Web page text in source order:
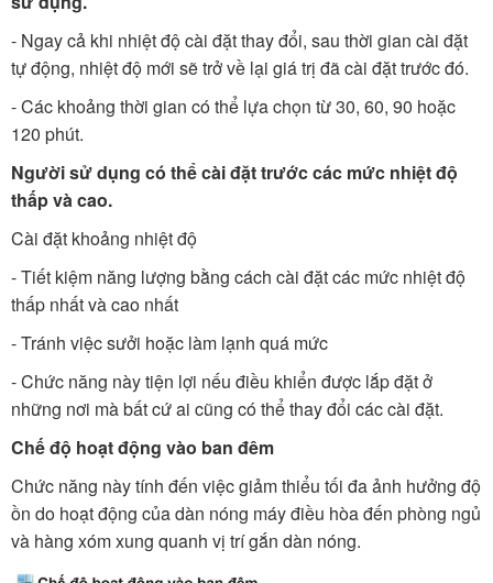
- Ngay cả khi nhiệt độ cài đặt thay đổi, sau thời gian cài đặt
tự động, nhiệt độ mới sẽ trở về lại giá trị đã cài đặt trước đó.
- Các khoảng thời gian có thể lựa chọn từ 30, 60, 90 hoặc
120 phút.
Người sử dụng có thể cài đặt trước các mức nhiệt độ
thấp và cao.
Cài đặt khoảng nhiệt độ
- Tiết kiệm năng lượng bằng cách cài đặt các mức nhiệt độ
thấp nhất và cao nhất
- Tránh việc sưởi hoặc làm lạnh quá mức
- Chức năng này tiện lợi nếu điều khiển được lắp đặt ở
những nơi mà bất cứ ai cũng có thể thay đổi các cài đặt.
Chế độ hoạt động vào ban đêm
Chức năng này tính đến việc giảm thiểu tối đa ảnh hưởng độ
ồn do hoạt động của dàn nóng máy điều hòa đến phòng ngủ
và hàng xóm xung quanh vị trí gắn dàn nóng.